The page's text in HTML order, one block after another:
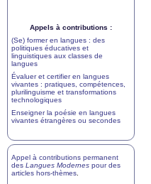
Appels à contributions :
(Se) former en langues : des
politiques éducatives et
linguistiques aux classes de
langues
Évaluer et certifier en langues
vivantes : pratiques, compétences,
plurilinguisme et transformations
technologiques
Enseigner la poésie en langues
vivantes étrangères ou secondes
Appel à contributions permanent
des Langues Modernes pour des
articles hors-thèmes